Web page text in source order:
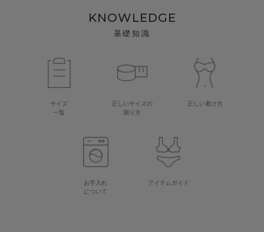
KNOWLEDGE
基礎知識
サイズ
一覧
正しいサイズの
測り方
正しい着け方
お手入れ
について
アイテムガイド